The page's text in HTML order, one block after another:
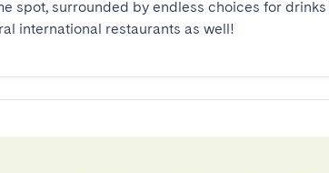
spot, surrounded by endless choices for
international restaurants as well!